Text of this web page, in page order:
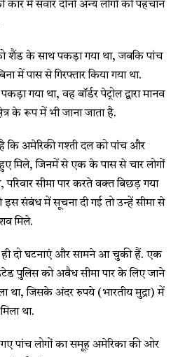
में सवार दोनों अन्य लोगों की पहचान
शैंड के साथ पकड़ा गया था, जबकि पांच
में पास से गिरफ्तार किया गया था.
गया था, वह बॉर्डर पेट्रोल द्वारा मानव
के रूप में भी जाना जाता है.
कि अमेरिकी गश्ती दल को पांच और
हुए मिले, जिनमें से एक के पास से चार लोगों
परिवार सीमा पार करते वक्त बिछड़ गया
इस संबंध में सूचना दी गई तो उन्हें सीमा से
मिले.
ही दो घटनाएं और सामने आ चुकी हैं. एक
पुलिस को अवैध सीमा पार के लिए जाने
था, जिसके अंदर रुपये (भारतीय मुद्रा) में
था.
गए पांच लोगों का समूह अमेरिका की ओर